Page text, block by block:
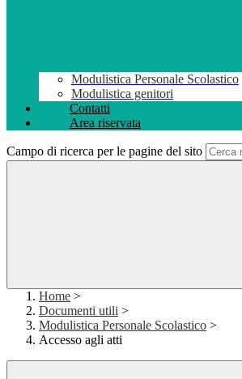
Modulistica Personale Scolastico
Modulistica genitori
Contatti
Area riservata
Campo di ricerca per le pagine del sito
Home >
Documenti utili >
Modulistica Personale Scolastico >
Accesso agli atti